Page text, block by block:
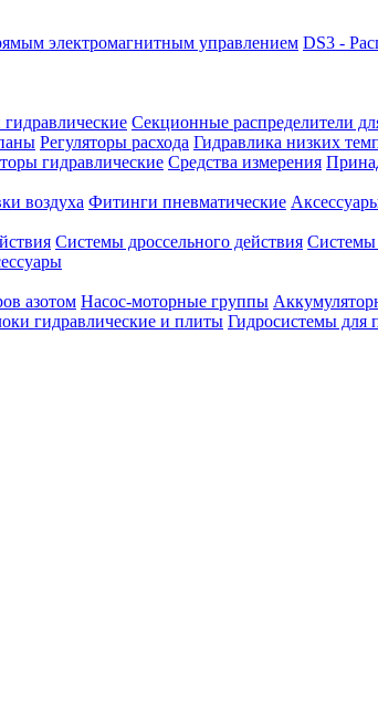
электромагнитным управлением DS3 -
Секционные распределители
Регуляторы расхода Гидравлика низких
гидравлические Средства измерения
воздуха Фитинги пневматические
Системы дроссельного действия Системы
азотом Насос-моторные группы
гидравлические и плиты Гидросистемы для